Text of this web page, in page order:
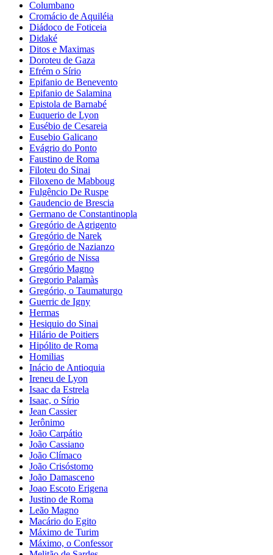
Columbano
Cromácio de Aquiléia
Diádoco de Foticeia
Didaké
Ditos e Maximas
Doroteu de Gaza
Efrém o Sírio
Epifanio de Benevento
Epifanio de Salamina
Epistola de Barnabé
Euquerio de Lyon
Eusébio de Cesareia
Eusebio Galicano
Evágrio do Ponto
Faustino de Roma
Filoteu do Sinai
Filoxeno de Mabboug
Fulgêncio De Ruspe
Gaudencio de Brescia
Germano de Constantinopla
Gregório de Agrigento
Gregório de Narek
Gregório de Nazianzo
Gregório de Nissa
Gregório Magno
Gregorio Palamàs
Gregório, o Taumaturgo
Guerric de Igny
Hermas
Hesiquio do Sinai
Hilário de Poitiers
Hipólito de Roma
Homilias
Inácio de Antioquia
Ireneu de Lyon
Isaac da Estrela
Isaac, o Sírio
Jean Cassier
Jerônimo
João Carpátio
João Cassiano
João Clímaco
João Crisóstomo
João Damasceno
Joao Escoto Erigena
Justino de Roma
Leão Magno
Macário do Egito
Máximo de Turim
Máximo, o Confessor